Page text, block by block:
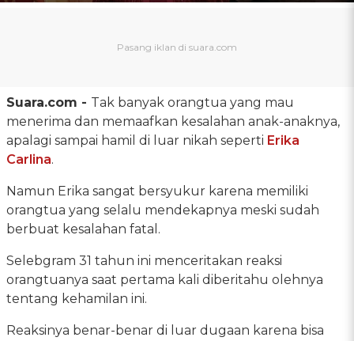
Suara.com - Tak banyak orangtua yang mau
menerima dan memaafkan kesalahan anak-anaknya,
apalagi sampai hamil di luar nikah seperti Erika
Carlina.
Namun Erika sangat bersyukur karena memiliki
orangtua yang selalu mendekapnya meski sudah
berbuat kesalahan fatal.
Selebgram 31 tahun ini menceritakan reaksi
orangtuanya saat pertama kali diberitahu olehnya
tentang kehamilan ini.
Reaksinya benar-benar di luar dugaan karena bisa